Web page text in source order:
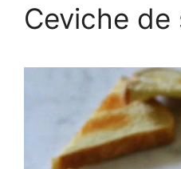
Ceviche de